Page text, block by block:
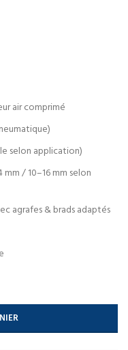
air comprimé
selon application)
mm / 10–16 mm selon
agrafes & brads adaptés